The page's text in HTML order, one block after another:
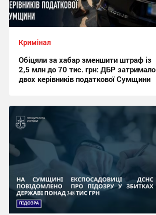
Кримінал
Обіцяли за хабар зменшити штраф із
2,5 млн до 70 тис. грн: ДБР затримало
двох керівників податкової Сумщини
15:59, 6.08.2026